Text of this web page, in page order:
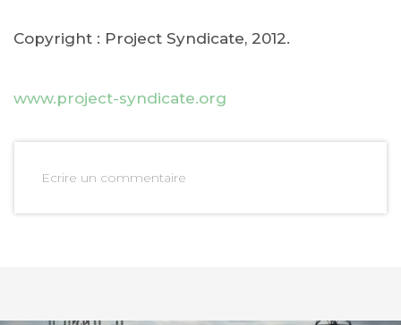
Copyright : Project Syndicate, 2012.
www.project-syndicate.org
Ecrire un commentaire